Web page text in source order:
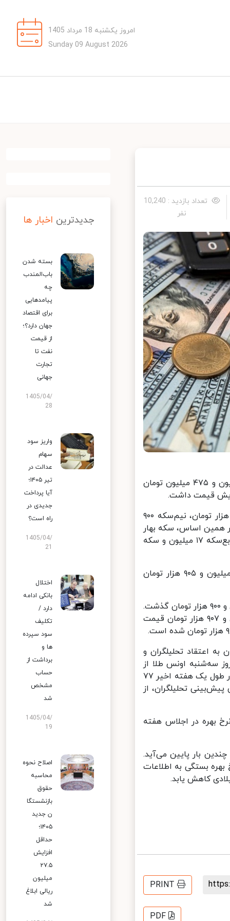
امروز یکشنبه 18 مرداد 1405
Sunday 09 August 2026
تعداد بازدید : 10,240
نفر
خبرآنلاین نوشت: سکه در چهارمین روز هفته با افزایش ۳ درصدی، ۴۶ میلیون و ۴۷۵ میلیون تومان
هر قطعه سکه بهار آزادی نیز روز سه‌شنبه در بازار تهران یک میلیون و ۹۰ هزار تومان، نیم‌سکه ۹۰۰
هزار تومان رشد کرد. بر همین اساس، سکه بهار
آزادی ۴۱ میلیون و ۱۱۰ هزار تومان، نیم‌سکه ۲۵ میلیون و ۴۰۰ هزار تومان، ربع‌سکه ۱۷ میلیون و سکه
گزارش‌ها نشان می‌دهد که حباب سکه با افزایش ۹۹۴ هزار تومانی، به ۸ میلیون و ۹۰۵ هزار تومان
هر گرم طلای ۱۸ عیار نیز در حدود ۵۹ هزار تومان گران شد و از مرز ۳ میلیون و ۹۰۰ هزار تومان گذشت.
هر گرم طلای ۱۸ عیار روز سه‌شنبه در بازار با افزایش ۱.۴ درصدی، ۳ میلیون و ۹۰۷ هزار تومان قیمت
اعتقاد تحلیلگران و
سه‌شنبه اونس طلا از
حدود ۲ هزار و ۶۵۰ دلار گذشت و رکورد جدید قیمتی را ثبت کرد. اونس طلا در طول یک هفته اخیر ۷۷
حتی پیش‌بینی تحلیلگران، از
در روز دوشنبه گفتند کاهش ۰.۵ درصدی نرخ بهره در اجلاس هفته
گفت نرخ بهره طی ۱۲ ماه آینده چندین بار پایین می‌آید.
بستگی به اطلاعات
PRINT
PDF
جدیدترین اخبار ها
بسته شدن
باب‌المندب
چه
پیامدهایی
برای اقتصاد
جهان دارد؟؛
از قیمت
نفت تا
تجارت
جهانی
1405/04/
28
واریز سود
سهام
عدالت در
تیر ۱۴۰۵؛
آیا پرداخت
جدیدی در
راه است؟
1405/04/
اختلال
بانکی ادامه
دارد /
تکلیف
سود سپرده
ها و
برداشت از
حساب
مشخص
شد
1405/04/
19
اصلاح نحوه
محاسبه
حقوق
بازنشستگا
ن جدید
۱۴۰۵؛
حداقل
افزایش
۲۷.۵
میلیون
ریالی ابلاغ
شد